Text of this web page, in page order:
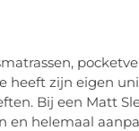
heeft zijn eigen
Bij een Matt
helemaal